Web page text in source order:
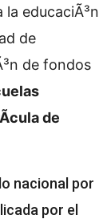
educaciÃ³n
de
de fondos
de
nacional por
por el